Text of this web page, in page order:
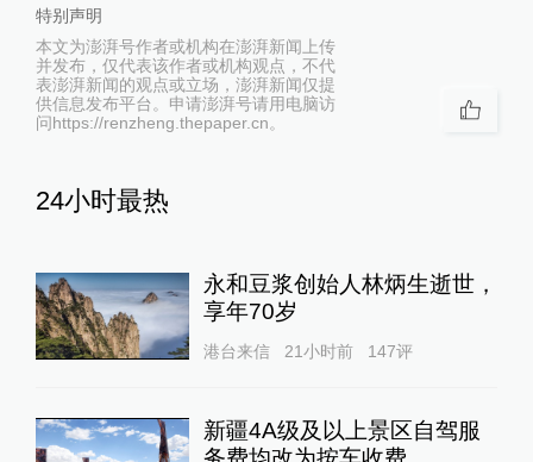
特别声明
本文为澎湃号作者或机构在澎湃新闻上传
并发布，仅代表该作者或机构观点，不代
表澎湃新闻的观点或立场，澎湃新闻仅提
供信息发布平台。申请澎湃号请用电脑访
问https://renzheng.thepaper.cn。
24小时最热
永和豆浆创始人林炳生逝世，
享年70岁
港台来信 21小时前 147评
新疆4A级及以上景区自驾服